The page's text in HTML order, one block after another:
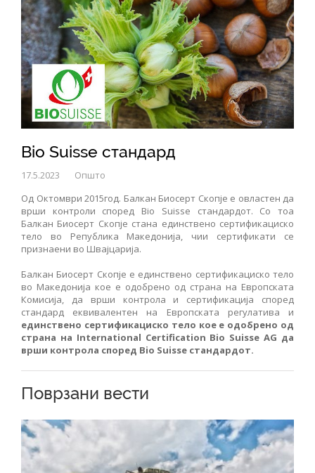
Bio Suisse стандард
17.5.2023
Општо
Од Октомври 2015год. Балкан Биосерт Скопје е овластен да
врши контроли според Bio Suisse стандардот. Со тоа
Балкан Биосерт Скопје стана единствено сертификациско
тело во Република Македонија, чии сертификати се
признаени во Швајцарија.
Балкан Биосерт Скопје е eдинствено сертификациско тело
во Македонија кое е одобрено од страна на Европската
Комисија, да врши контрола и сертификација според
стандард еквивалентен на Европската регулатива и
единствено сертификациско тело кое е одобрено од
страна на International Certification Bio Suisse AG да
врши контрола според Bio Suisse стандардот.
Поврзани вести